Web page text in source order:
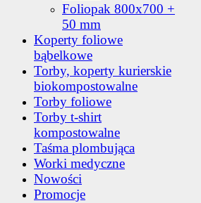
Foliopak 800x700 +
50 mm
Koperty foliowe
bąbelkowe
Torby, koperty kurierskie
biokompostowalne
Torby foliowe
Torby t-shirt
kompostowalne
Taśma plombująca
Worki medyczne
Nowości
Promocje